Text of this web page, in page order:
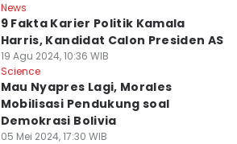
News
9 Fakta Karier Politik Kamala
Harris, Kandidat Calon Presiden AS
19 Agu 2024, 10:36 WIB
Science
Mau Nyapres Lagi, Morales
Mobilisasi Pendukung soal
Demokrasi Bolivia
05 Mei 2024, 17:30 WIB